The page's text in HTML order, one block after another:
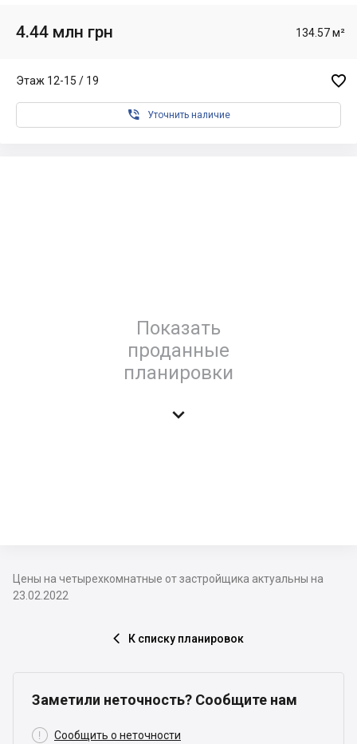
4.44 млн грн 134.57 м²
Этаж 12-15 / 19 
 Уточнить наличие
Показать
проданные
планировки

Цены на четырехкомнатные от застройщика актуальны на
23.02.2022
 К списку планировок
Заметили неточность? Сообщите нам
 Сообщить о неточности